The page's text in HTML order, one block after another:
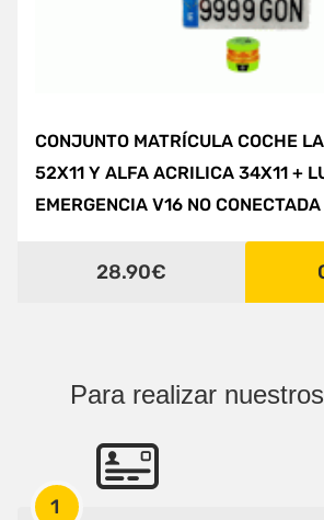
CONJUNTO MATRÍCULA COCHE
52X11 Y ALFA ACRILICA 34X11 +
EMERGENCIA V16 NO CONECTADA
28.90€
Para realizar
1